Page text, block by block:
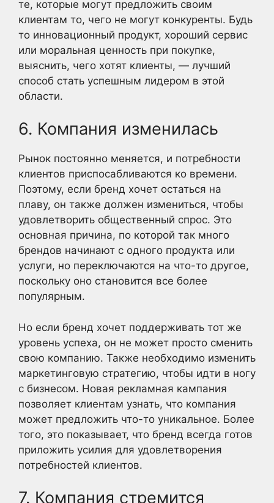
те, которые могут предложить своим
клиентам то, чего не могут конкуренты. Будь
то инновационный продукт, хороший сервис
или моральная ценность при покупке,
выяснить, чего хотят клиенты, — лучший
способ стать успешным лидером в этой
области.
6. Компания изменилась
Рынок постоянно меняется, и потребности
клиентов приспосабливаются ко времени.
Поэтому, если бренд хочет остаться на
плаву, он также должен измениться, чтобы
удовлетворить общественный спрос. Это
основная причина, по которой так много
брендов начинают с одного продукта или
услуги, но переключаются на что-то другое,
поскольку оно становится все более
популярным.
Но если бренд хочет поддерживать тот же
уровень успеха, он не может просто сменить
свою компанию. Также необходимо изменить
маркетинговую стратегию, чтобы идти в ногу
с бизнесом. Новая рекламная кампания
позволяет клиентам узнать, что компания
может предложить что-то уникальное. Более
того, это показывает, что бренд всегда готов
приложить усилия для удовлетворения
потребностей клиентов.
7. Компания стремится